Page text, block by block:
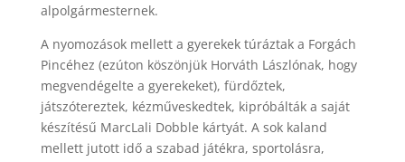
alpolgármesternek.
A nyomozások mellett a gyerekek túráztak a Forgách
Pincéhez (ezúton köszönjük Horváth Lászlónak, hogy
megvendégelte a gyerekeket), fürdőztek,
játszótereztek, kézműveskedtek, kipróbálták a saját
készítésű MarcLali Dobble kártyát. A sok kaland
mellett jutott idő a szabad játékra, sportolásra,